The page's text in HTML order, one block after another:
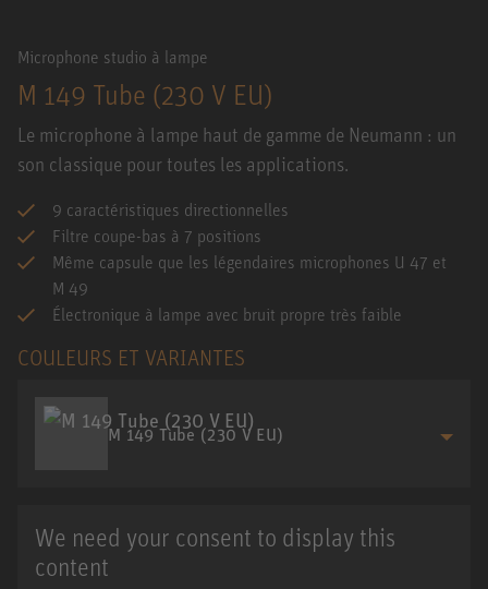
Microphone studio à lampe
M 149 Tube (230 V EU)
Le microphone à lampe haut de gamme de Neumann : un
son classique pour toutes les applications.
9 caractéristiques directionnelles
Filtre coupe-bas à 7 positions
Même capsule que les légendaires microphones U 47 et
M 49
Électronique à lampe avec bruit propre très faible
COULEURS ET VARIANTES
M 149 Tube (230 V EU)
We need your consent to display this
content